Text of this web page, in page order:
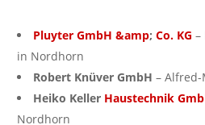
Pluyter GmbH &amp; Co. KG –
in Nordhorn
Robert Knüver GmbH –
Heiko Keller Haustechnik
Nordhorn